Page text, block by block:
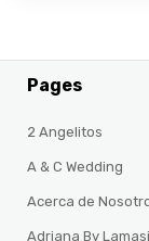
Pages
2 Angelitos
A & C Wedding
Acerca de
Adriana By